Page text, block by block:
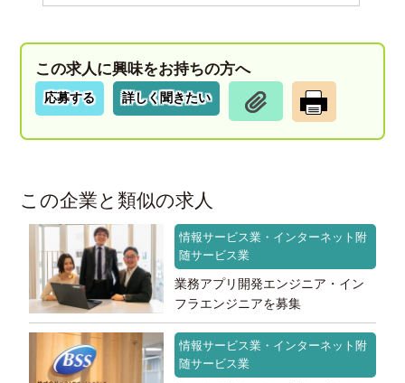
この求人に興味をお持ちの方へ
応募する 詳しく聞きたい
この企業と類似の求人
情報サービス業・インターネット附
随サービス業
業務アプリ開発エンジニア・イン
フラエンジニアを募集
情報サービス業・インターネット附
随サービス業